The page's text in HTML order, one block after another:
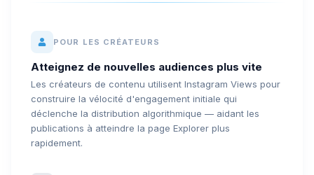
POUR LES CRÉATEURS
Atteignez de nouvelles audiences plus vite
Les créateurs de contenu utilisent Instagram Views pour
construire la vélocité d'engagement initiale qui
déclenche la distribution algorithmique — aidant les
publications à atteindre la page Explorer plus
rapidement.